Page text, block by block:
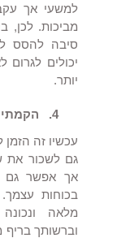
למשעי אך
מביכות. לכן,
סיבה להסס
יכולים
יותר.
4.
הקמתי
עכשיו זה
גם לשכור את
אך אפשר גם
בכוחות
מלאה
וברשותך